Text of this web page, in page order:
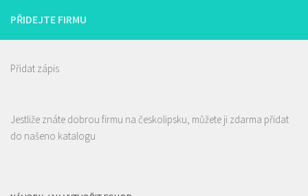
PŘIDEJTE FIRMU
Přidat zápis
Jestliže znáte dobrou firmu na českolipsku, můžete ji zdarma přidat
do našeno katalogu